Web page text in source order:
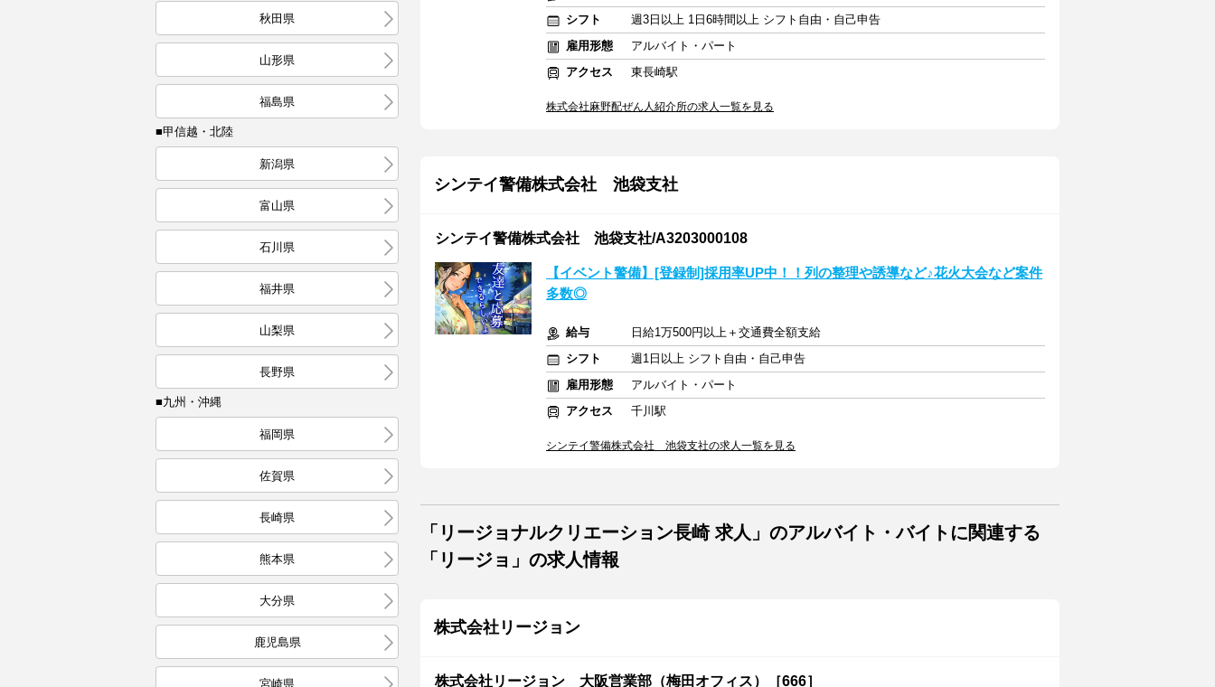
秋田県
山形県
福島県
■甲信越・北陸
新潟県
富山県
石川県
福井県
山梨県
長野県
■九州・沖縄
福岡県
佐賀県
長崎県
熊本県
大分県
鹿児島県
宮崎県
シフト
週3日以上 1日6時間以上 シフト自由・自己申告
雇用形態
アルバイト・パート
アクセス
東長崎駅
株式会社麻野配ぜん人紹介所の求人一覧を見る
シンテイ警備株式会社 池袋支社
シンテイ警備株式会社 池袋支社/A3203000108
【イベント警備】[登録制]採用率UP中！！列の整理や誘導など♪花火大会など案件
多数◎
給与
日給1万500円以上＋交通費全額支給
シフト
週1日以上 シフト自由・自己申告
雇用形態
アルバイト・パート
アクセス
千川駅
シンテイ警備株式会社 池袋支社の求人一覧を見る
「リージョナルクリエーション長崎 求人」のアルバイト・バイトに関連する
「リージョ」の求人情報
株式会社リージョン
株式会社リージョン 大阪営業部（梅田オフィス）［666］